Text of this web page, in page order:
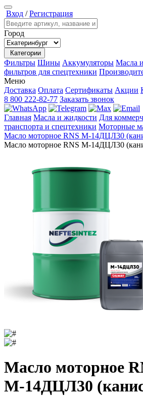
Вход /Регистрация
Город
Категории
Фильтры Шины Аккумуляторы Масла
фильтров для спецтехники
Меню
Доставка Оплата Сертификаты Акции
8 800 222-82-77 Заказать звонок
Главная Масла и жидкости Для
транспорта и спецтехники Моторные
Масло моторное RNS М-14ДЦЛ30
Масло моторное RNS М-14ДЦЛ30
Масло моторное
М-14ДЦЛ30